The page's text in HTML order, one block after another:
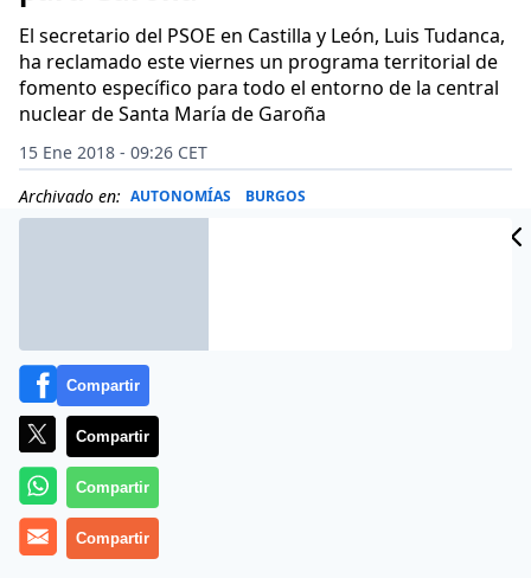
El secretario del PSOE en Castilla y León, Luis Tudanca,
ha reclamado este viernes un programa territorial de
fomento específico para todo el entorno de la central
nuclear de Santa María de Garoña
15 Ene 2018 - 09:26 CET
Archivado en: AUTONOMÍAS BURGOS
Compartir
Compartir
Compartir
Compartir